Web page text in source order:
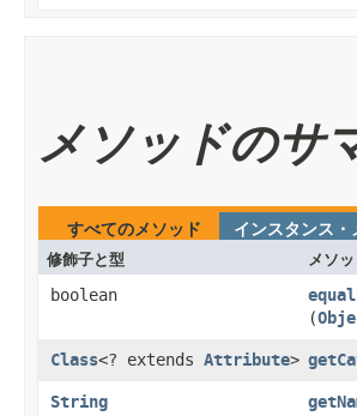
メソッドのサ
すべてのメソッド インスタンス・
修飾子と型 メソッ
boolean
(
Class<? extends Attribute>
String